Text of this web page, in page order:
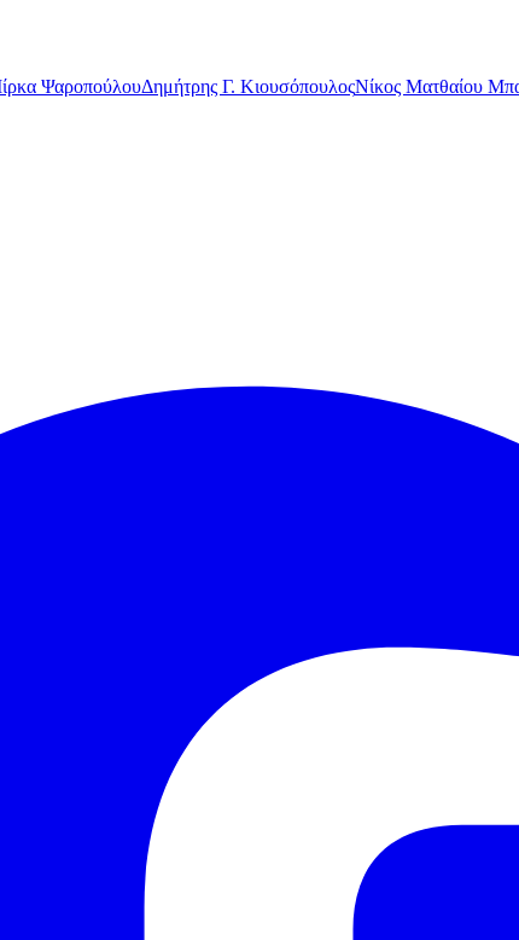
ΨαροπούλουΔημήτρης Γ. ΚιουσόπουλοςΝίκος Ματθαίου